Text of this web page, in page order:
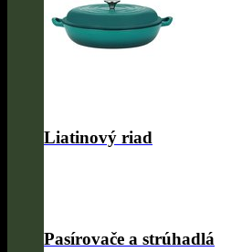
Liatinový riad
Pasírovače a strúhadlá